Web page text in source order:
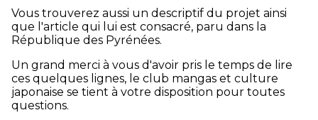
Vous trouverez aussi un descriptif du projet ainsi
que l'article qui lui est consacré, paru dans la
République des Pyrénées.
Un grand merci à vous d'avoir pris le temps de lire
ces quelques lignes, le club mangas et culture
japonaise se tient à votre disposition pour toutes
questions.